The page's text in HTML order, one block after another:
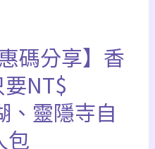
碼分享】香
NT$
、靈隱寺自
包